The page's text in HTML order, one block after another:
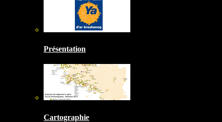
Présentation
Cartographie